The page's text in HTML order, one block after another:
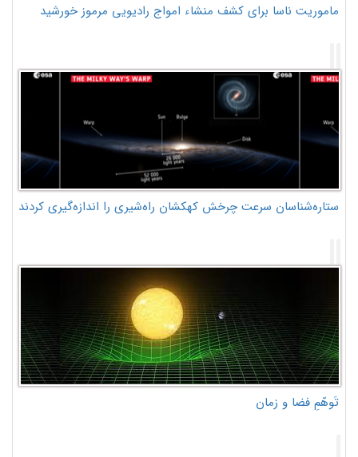
ماموریت ناسا برای کشف منشاء امواج رادیویی مرموز خورشید
ستاره‌شناسان سرعت چرخش کهکشان راه‌شیری را اندازه‌گیری کردند
تَوهّمِ فضا و زمان